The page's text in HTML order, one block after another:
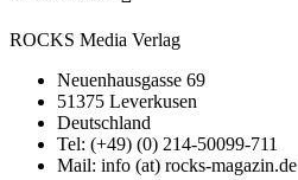
ROCKS Media Verlag
Neuenhausgasse 69
51375 Leverkusen
Deutschland
Tel: (+49) (0) 214-50099-711
Mail: info (at) rocks-magazin.de